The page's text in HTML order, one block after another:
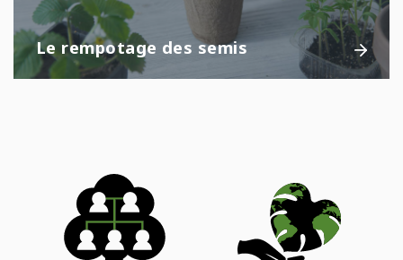
Le rempotage des semis